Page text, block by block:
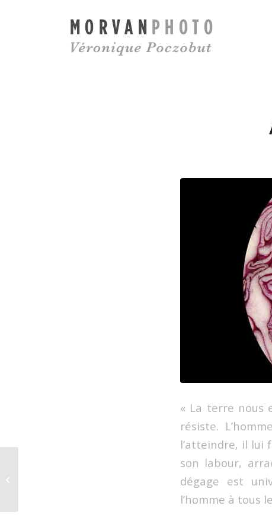
« La terre nous
résiste.
l’atteindre, il lui
son labour,
dégage est
l’homme à tous